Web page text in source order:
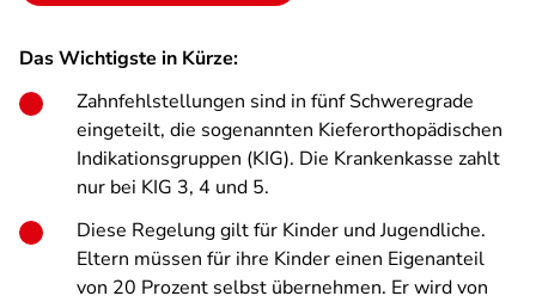
Das Wichtigste in Kürze:
Zahnfehlstellungen sind in fünf Schweregrade
eingeteilt, die sogenannten Kieferorthopädischen
Indikationsgruppen (KIG). Die Krankenkasse zahlt
nur bei KIG 3, 4 und 5.
Diese Regelung gilt für Kinder und Jugendliche.
Eltern müssen für ihre Kinder einen Eigenanteil
von 20 Prozent selbst übernehmen. Er wird von